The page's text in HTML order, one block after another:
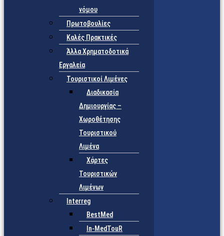
νόμου
Πρωτοβουλίες
Καλές Πρακτικές
Άλλα Χρηματοδοτικά
Εργαλεία
Τουριστικοί Λιμένες
Διαδικασία
Δημιουργίας –
Χωροθέτησης
Τουριστικού
Λιμένα
Χάρτες
Τουριστικών
Λιμένων
Interreg
BestMed
In-MedTouR